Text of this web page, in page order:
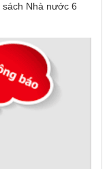
Nhà nước 6